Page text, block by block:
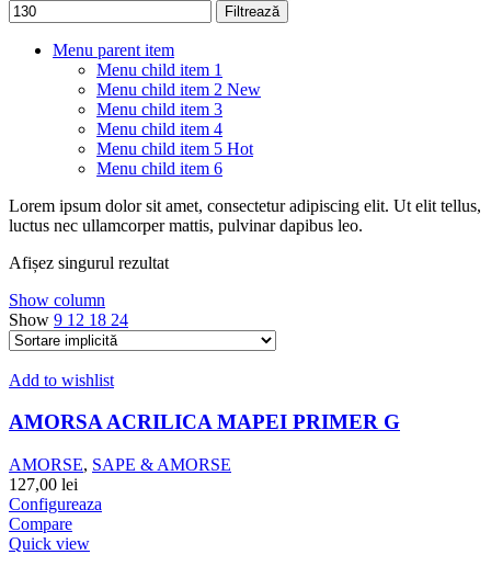
Filtrează
Menu parent item
Menu child item 1
Menu child item 2 New
Menu child item 3
Menu child item 4
Menu child item 5 Hot
Menu child item 6
Lorem ipsum dolor sit amet, consectetur adipiscing elit. Ut elit tellus,
luctus nec ullamcorper mattis, pulvinar dapibus leo.
Afișez singurul rezultat
Show column
Show 9 12 18 24
Add to wishlist
AMORSA ACRILICA MAPEI PRIMER G
AMORSE, SAPE & AMORSE
127,00 lei
Configureaza
Compare
Quick view